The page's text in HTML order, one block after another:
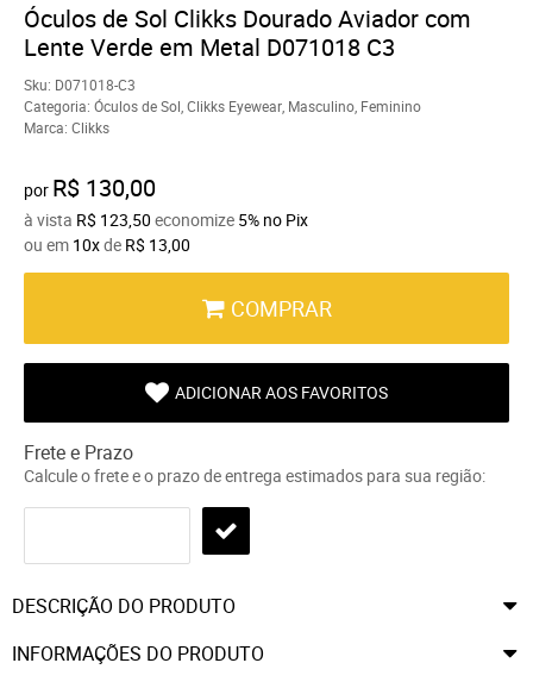
Óculos de Sol Clikks Dourado Aviador com
Lente Verde em Metal D071018 C3
Sku: D071018-C3
Categoria: Óculos de Sol Clikks Eyewear Masculino Feminino
Marca: Clikks
por R$ 130,00
à vista R$ 123,50 economize 5% no Pix
ou em 10xde R$ 13,00
COMPRAR
ADICIONAR AOS FAVORITOS
Frete e Prazo
Calcule o frete e o prazo de entrega estimados para sua região:
DESCRIÇÃO DO PRODUTO
INFORMAÇÕES DO PRODUTO